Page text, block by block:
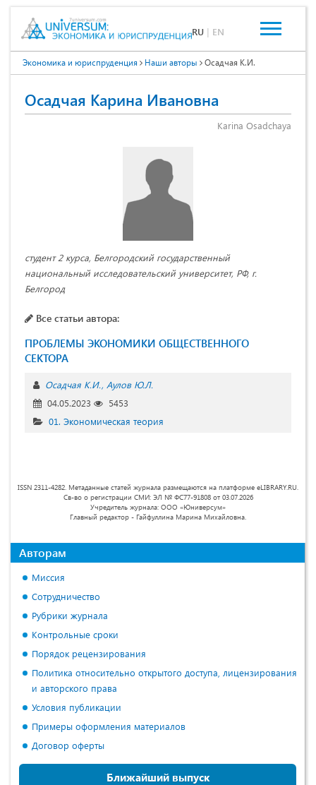
RU | EN
Экономика и юриспруденция Наши авторы Осадчая К.И.
Осадчая Карина Ивановна
Karina Osadchaya
студент 2 курса, Белгородский государственный
национальный исследовательский университет, РФ, г.
Белгород
Все статьи автора:
ПРОБЛЕМЫ ЭКОНОМИКИ ОБЩЕСТВЕННОГО
СЕКТОРА
Осадчая К.И. Аулов Ю.Л.
04.05.2023
5453
01. Экономическая теория
ISSN 2311-4282. Метаданные статей журнала размещаются на платформе eLIBRARY.RU.
Св-во о регистрации СМИ: ЭЛ № ФС77-91808 от 03.07.2026
Учредитель журнала: ООО «Юниверсум»
Главный редактор - Гайфуллина Марина Михайловна.
Авторам
Миссия
Сотрудничество
Рубрики журнала
Контрольные сроки
Порядок рецензирования
Политика относительно открытого доступа, лицензирования
и авторского права
Условия публикации
Примеры оформления материалов
Договор оферты
Ближайший выпуск